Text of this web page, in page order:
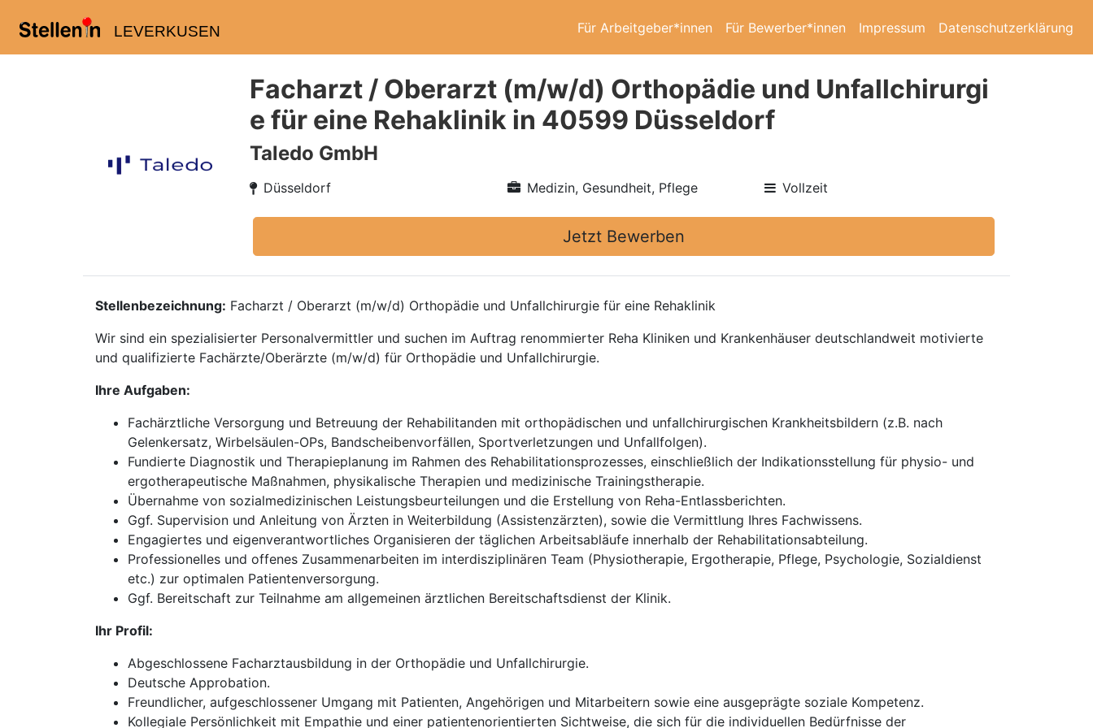
LEVERKUSEN Für Arbeitgeber*innen Für Bewerber*innen Impressum Datenschutzerklärung
Facharzt / Oberarzt (m/w/d) Orthopädie und Unfallchirurgi
e für eine Rehaklinik in 40599 Düsseldorf
Taledo GmbH
Düsseldorf Medizin, Gesundheit, Pflege Vollzeit
Jetzt Bewerben
Stellenbezeichnung: Facharzt / Oberarzt (m/w/d) Orthopädie und Unfallchirurgie für eine Rehaklinik
Wir sind ein spezialisierter Personalvermittler und suchen im Auftrag renommierter Reha Kliniken und Krankenhäuser deutschlandweit motivierte
und qualifizierte Fachärzte/Oberärzte (m/w/d) für Orthopädie und Unfallchirurgie.
Ihre Aufgaben:
Fachärztliche Versorgung und Betreuung der Rehabilitanden mit orthopädischen und unfallchirurgischen Krankheitsbildern (z.B. nach
Gelenkersatz, Wirbelsäulen-OPs, Bandscheibenvorfällen, Sportverletzungen und Unfallfolgen).
Fundierte Diagnostik und Therapieplanung im Rahmen des Rehabilitationsprozesses, einschließlich der Indikationsstellung für physio- und
ergotherapeutische Maßnahmen, physikalische Therapien und medizinische Trainingstherapie.
Übernahme von sozialmedizinischen Leistungsbeurteilungen und die Erstellung von Reha-Entlassberichten.
Ggf. Supervision und Anleitung von Ärzten in Weiterbildung (Assistenzärzten), sowie die Vermittlung Ihres Fachwissens.
Engagiertes und eigenverantwortliches Organisieren der täglichen Arbeitsabläufe innerhalb der Rehabilitationsabteilung.
Professionelles und offenes Zusammenarbeiten im interdisziplinären Team (Physiotherapie, Ergotherapie, Pflege, Psychologie, Sozialdienst
etc.) zur optimalen Patientenversorgung.
Ggf. Bereitschaft zur Teilnahme am allgemeinen ärztlichen Bereitschaftsdienst der Klinik.
Ihr Profil:
Abgeschlossene Facharztausbildung in der Orthopädie und Unfallchirurgie.
Deutsche Approbation.
Freundlicher, aufgeschlossener Umgang mit Patienten, Angehörigen und Mitarbeitern sowie eine ausgeprägte soziale Kompetenz.
Kollegiale Persönlichkeit mit Empathie und einer patientenorientierten Sichtweise, die sich für die individuellen Bedürfnisse der